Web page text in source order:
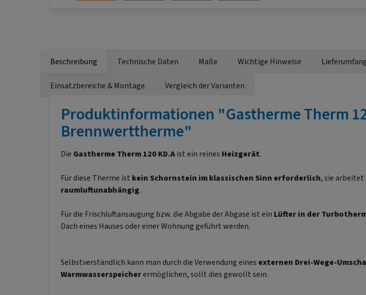
Beschreibung Technische Daten Maße Wichtige Hinweise
Einsatzbereiche & Montage Vergleich der Varianten
Produktinformationen "Gastherme Therm
Brennwerttherme"
Die Gastherme Therm 120 KD.Aist ein reines Heizgerät.
Für diese Therme ist kein Schornstein im klassischen Sinn erforderlich, sie
raumluftunabhängig.
Für die Frischluftansaugung bzw. die Abgabe der Abgase ist ein Lüfter in der
Dach eines Hauses oder einer Wohnung geführt werden.
Selbstverständlich kann man durch die Verwendung eines externen Drei-Wege-
Warmwasserspeicherermöglichen, sollt dies gewollt sein.